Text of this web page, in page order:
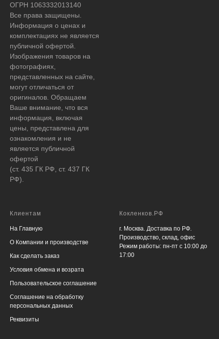
ОГРН 1063332013140
Все права защищены.
Информация о ценах и
комплектациях не является
публичной офертой.
Изображения товаров на
фотографиях,
представленных на сайте,
могут отличаться от
оригиналов. Обращаем
Ваше внимание, что вся
информация, включая
цены, представлена для
ознакомления и не
является публичной
офертой
(ст. 435 ГК РФ, ст. 437 ГК
РФ).
Клиентам
На Главную
О Компании и производстве
Как сделать заказ
Условия обмена и возрата
Пользовательское соглашение
Соглашение на обработку
персональных данных
Реквизиты
Кокленков.РФ
г. Москва. Доставка по РФ.
Производство, склад, офис
Режим работы: пн-пт с 10:00 до
17:00